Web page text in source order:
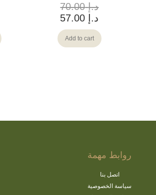
د.إ70.00
د.إ
Add to cart
روابط مهمة
اتصل بنا
سياسة الخصوصية